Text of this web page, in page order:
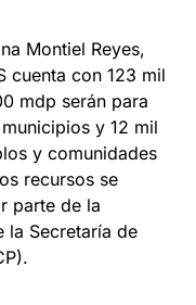
Montiel Reyes,
cuenta con 123 mil
mdp serán para
y 12 mil
y comunidades
recursos se
parte de la
la Secretaría de